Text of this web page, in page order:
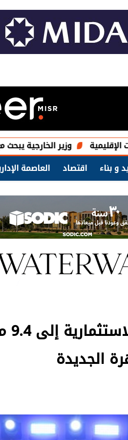
وزير الخارجية يبحث مع نظيره
و بناء اقتصاد العاصمة